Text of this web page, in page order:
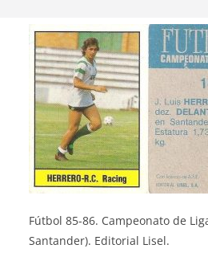
Fútbol 85-86. Campeonato de
Santander). Editorial Lisel.